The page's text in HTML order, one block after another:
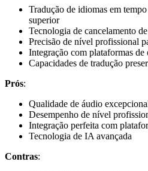
Tradução de idiomas em
superior
Tecnologia de cancelamento
Precisão de nível profissional
Integração com plataformas de
Capacidades de tradução
Prós:
Qualidade de áudio
Desempenho de nível
Integração perfeita com
Tecnologia de IA avançada
Contras: